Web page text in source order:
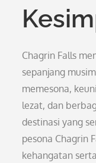
Chagrin Falls
sepanjang
memesona,
lezat, dan
destinasi yang
pesona Chagrin
kehangatan